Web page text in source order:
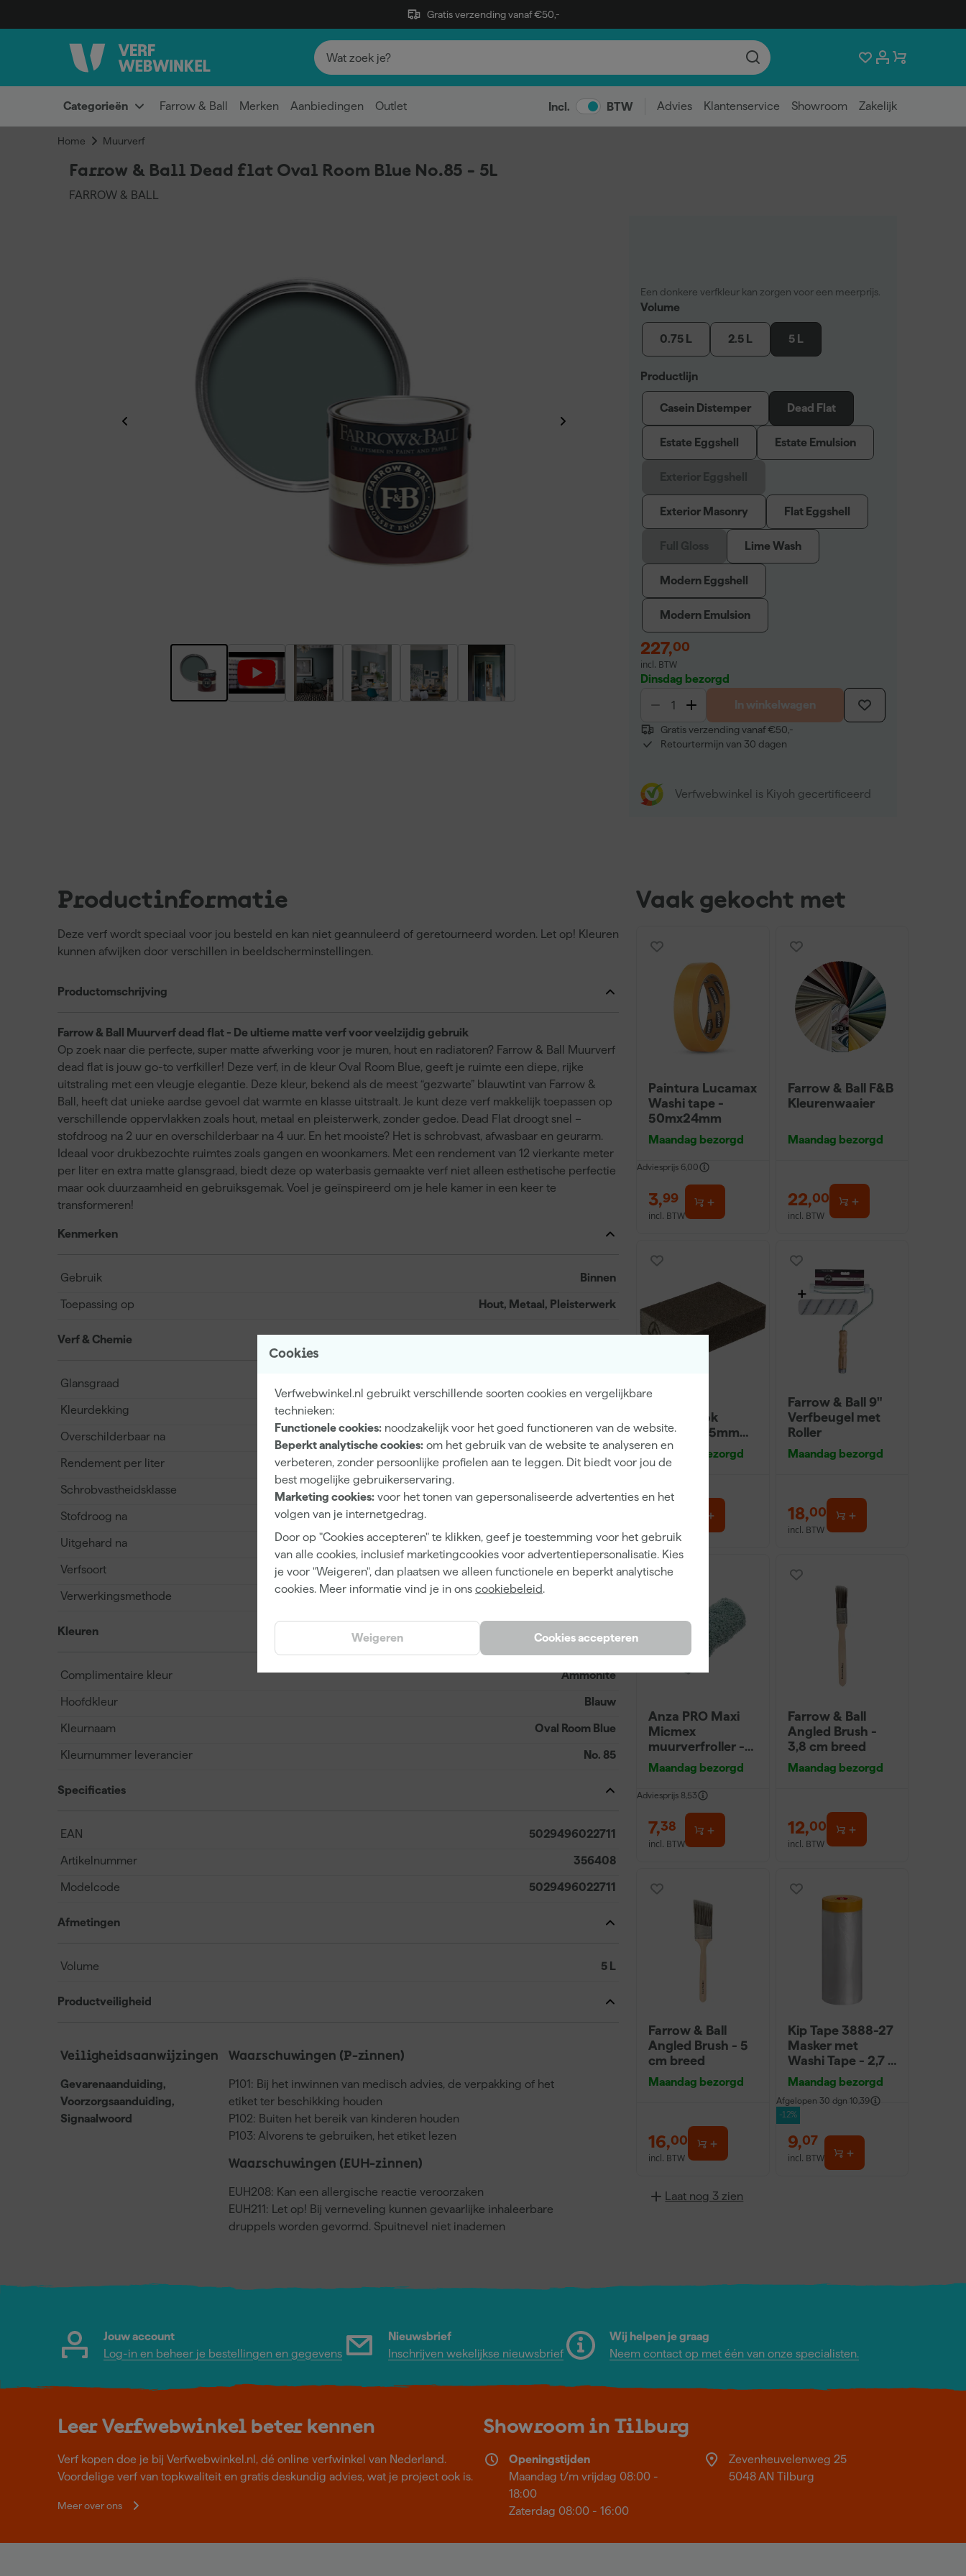
Gratis verzending vanaf €50,-
Categorieën Farrow & Ball Merken Aanbiedingen Outlet Incl. BTW Advies Klantenservice Showroom Zakelijk
Home Muurverf
Cookies
Verfwebwinkel.nl gebruikt verschillende soorten cookies en vergelijkbare
technieken:
Functionele cookies: noodzakelijk voor het goed functioneren van de website.
Beperkt analytische cookies: om het gebruik van de website te analyseren en
verbeteren, zonder persoonlijke profielen aan te leggen. Dit biedt voor jou de
best mogelijke gebruikerservaring.
Marketing cookies: voor het tonen van gepersonaliseerde advertenties en het
volgen van je internetgedrag.
Door op "Cookies accepteren" te klikken, geef je toestemming voor het gebruik
van alle cookies, inclusief marketingcookies voor advertentiepersonalisatie. Kies
je voor "Weigeren", dan plaatsen we alleen functionele en beperkt analytische
cookies. Meer informatie vind je in ons cookiebeleid.
Cookies accepteren
Weigeren
Farrow & Ball Dead flat Oval Room Blue No.85 - 5L
FARROW & BALL
Een donkere verfkleur kan zorgen voor een meerprijs.
Volume
0.75 L 2.5 L 5 L
Productlijn
Casein Distemper Dead Flat
Estate Eggshell Estate Emulsion
Exterior Masonry Flat Eggshell
Lime Wash
Modern Eggshell
Modern Emulsion
227,00
incl. BTW
Dinsdag bezorgd
In winkelwagen
Gratis verzending vanaf €50,-
Retourtermijn van 30 dagen
Verfwebwinkel is Kiyoh gecertificeerd
Productinformatie
Deze verf wordt speciaal voor jou besteld en kan niet geannuleerd of geretourneerd worden. Let op! Kleuren
kunnen afwijken door verschillen in beeldscherminstellingen.
Productomschrijving
Farrow & Ball Muurverf dead flat - De ultieme matte verf voor veelzijdig gebruik
Op zoek naar die perfecte, super matte afwerking voor je muren, hout en radiatoren? Farrow & Ball Muurverf
dead flat is jouw go-to verfkiller! Deze verf, in de kleur Oval Room Blue, geeft je ruimte een diepe, rijke
uitstraling met een vleugje elegantie. Deze kleur, bekend als de meest “gezwarte” blauwtint van Farrow &
Ball, heeft dat unieke aardse gevoel dat warmte en klasse uitstraalt. Je kunt deze verf makkelijk toepassen op
verschillende oppervlakken zoals hout, metaal en pleisterwerk, zonder gedoe. Dead Flat droogt snel –
stofdroog na 2 uur en overschilderbaar na 4 uur. En het mooiste? Het is schrobvast, afwasbaar en geurarm.
Ideaal voor drukbezochte ruimtes zoals gangen en woonkamers. Met een rendement van 12 vierkante meter
per liter en extra matte glansgraad, biedt deze op waterbasis gemaakte verf niet alleen esthetische perfectie
maar ook duurzaamheid en gebruiksgemak. Voel je geïnspireerd om je hele kamer in een keer te
transformeren!
Kenmerken
Gebruik Binnen
Toepassing op Hout, Metaal, Pleisterwerk
Verf & Chemie
Glansgraad
Kleurdekking
Overschilderbaar na
Rendement per liter 12 m²/l
Schrobvastheidsklasse
Stofdroog na
Uitgehard na 1 d
Verfsoort Waterbasis (acryl)
Verwerkingsmethode Airless spuitapparatuur, Kwast, Viltroller
Kleuren
Complimentaire kleur Ammonite
Hoofdkleur Blauw
Kleurnaam Oval Room Blue
Kleurnummer leverancier No. 85
Specificaties
EAN 5029496022711
Artikelnummer 356408
Modelcode 5029496022711
Afmetingen
Volume 5 L
Productveiligheid
Veiligheidsaanwijzingen
Gevarenaanduiding,
Voorzorgsaanduiding,
Signaalwoord
Waarschuwingen (P-zinnen)
P101: Bij het inwinnen van medisch advies, de verpakking of het
etiket ter beschikking houden
P102: Buiten het bereik van kinderen houden
P103: Alvorens te gebruiken, het etiket lezen
Waarschuwingen (EUH-zinnen)
EUH208: Kan een allergische reactie veroorzaken
EUH211: Let op! Bij verneveling kunnen gevaarlijke inhaleerbare
druppels worden gevormd. Spuitnevel niet inademen
Vaak gekocht met
Paintura Lucamax
Washi tape -
50mx24mm
Maandag bezorgd
Adviesprijs 6,00
3,99
incl. BTW
Farrow & Ball F&B
Kleurenwaaier
Maandag bezorgd
22,00
incl. BTW
Klingspor
Schuurblok
100X70X25mm
Sk 500 P220
Maandag bezorgd
incl. BTW
Farrow & Ball 9"
Verfbeugel met
Roller
Maandag bezorgd
18,00
incl. BTW
Anza PRO Maxi
Micmex
muurverfroller -
18cm
Maandag bezorgd
Adviesprijs 8,53
7,38
incl. BTW
Farrow & Ball
Angled Brush -
3,8 cm breed
Maandag bezorgd
12,00
incl. BTW
Farrow & Ball
Angled Brush - 5
cm breed
Maandag bezorgd
16,00
incl. BTW
Kip Tape 3888-27
Masker met
Washi Tape - 2,7 x
20m
Maandag bezorgd
Afgelopen 30 dgn 10,39
-12%
9,07
incl. BTW
Laat nog 3 zien
Jouw account
Log-in en beheer je bestellingen en gegevens
Nieuwsbrief
Inschrijven wekelijkse nieuwsbrief
Wij helpen je graag
Neem contact op met één van onze specialisten.
Leer Verfwebwinkel beter kennen
Verf kopen doe je bij Verfwebwinkel.nl, dé online verfwinkel van Nederland.
Voordelige verf van topkwaliteit en gratis deskundig advies, wat je project ook is.
Meer over ons
Showroom in Tilburg
Openingstijden
Maandag t/m vrijdag 08:00 -
18:00
Zaterdag 08:00 - 16:00
Zevenheuvelenweg 25
5048 AN Tilburg